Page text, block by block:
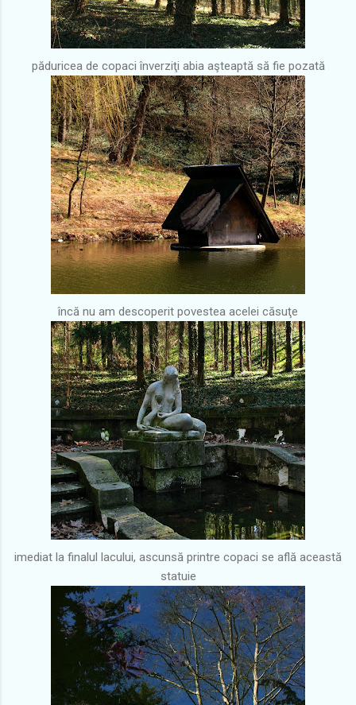
păduricea de copaci înverziţi abia aşteaptă să fie pozată
încă nu am descoperit povestea acelei căsuţe
imediat la finalul lacului, ascunsă printre copaci se află această
statuie